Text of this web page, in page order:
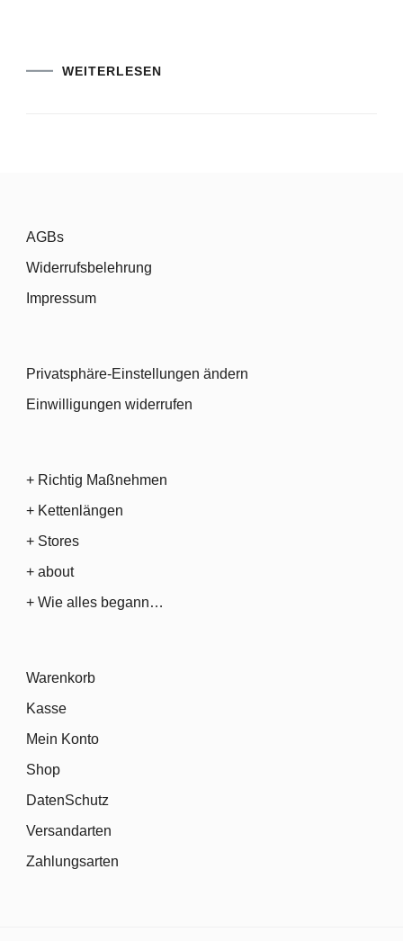
WEITERLESEN
AGBs
Widerrufsbelehrung
Impressum
Privatsphäre-Einstellungen ändern
Einwilligungen widerrufen
+ Richtig Maßnehmen
+ Kettenlängen
+ Stores
+ about
+ Wie alles begann…
Warenkorb
Kasse
Mein Konto
Shop
DatenSchutz
Versandarten
Zahlungsarten